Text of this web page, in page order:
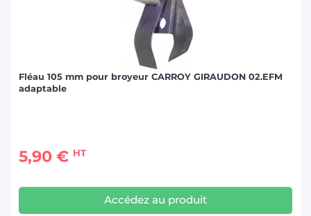
Fléau 105 mm pour broyeur CARROY GIRAUDON 02.EFM
adaptable
5,90 € HT
Accédez au produit